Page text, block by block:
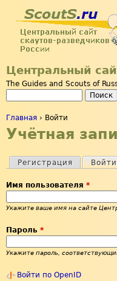
Центральный
The Guides and Scouts of
Вы здесь
Главная › Войти
Учётная
Главные вкладки
Регистрация Войти
Имя пользователя *
Укажите ваше имя на сайте
Пароль *
Укажите пароль,
Войти по OpenID